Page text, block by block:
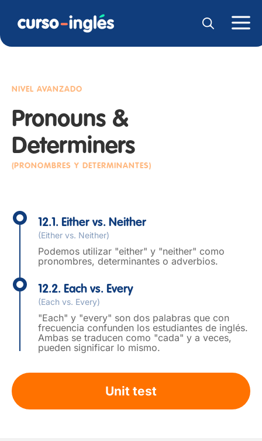
NIVEL AVANZADO
Pronouns &
Determiners
(PRONOMBRES Y DETERMINANTES)
12.1. Either vs. Neither
(Either vs. Neither)
Podemos utilizar "either" y "neither" como
pronombres, determinantes o adverbios.
12.2. Each vs. Every
(Each vs. Every)
"Each" y "every" son dos palabras que con
frecuencia confunden los estudiantes de inglés.
Ambas se traducen como "cada" y a veces,
pueden significar lo mismo.
Unit test